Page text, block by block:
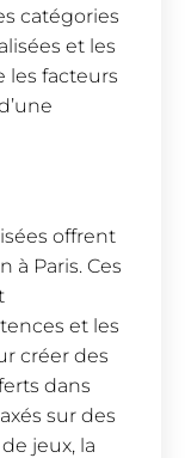
catégories
et les
les facteurs
offrent
à Paris. Ces
et les
créer des
dans
sur des
jeux, la